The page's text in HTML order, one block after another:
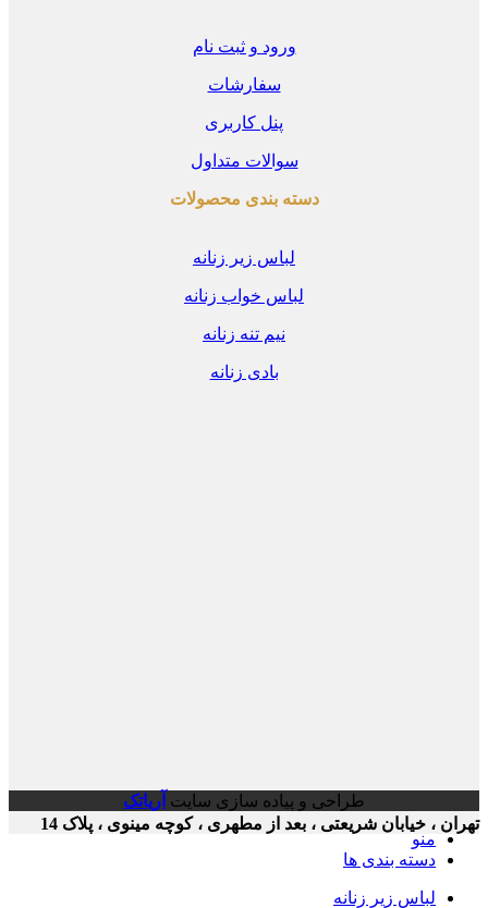
ورود و ثبت نام
سفارشات
پنل کاربری
سوالات متداول
دسته بندی محصولات
لباس زیر زنانه
لباس خواب زنانه
نیم تنه زنانه
بادی زنانه
، خیابان شریعتی ، بعد از مطهری ، کوچه مینوی ، پلاک 14
طراحی و پیاده سازی سایتآریاتک
منو
دسته بندی ها
لباس زیر زنانه